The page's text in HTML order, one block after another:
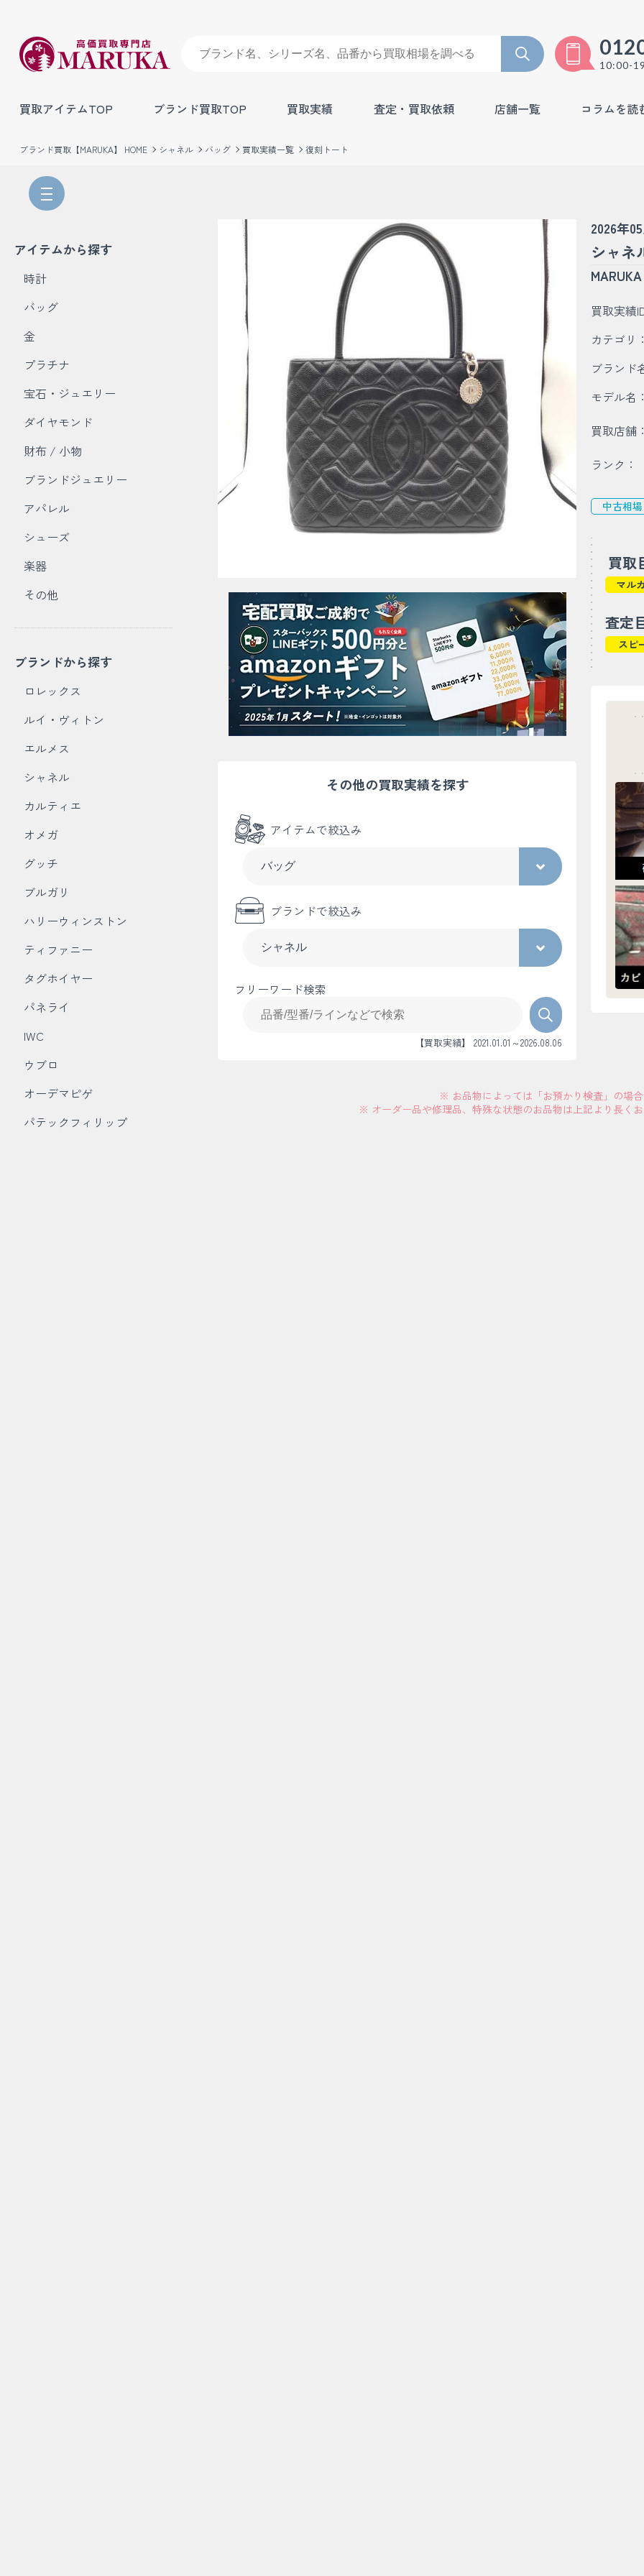
10:00-
買取アイテムTOP ブランド買取TOP 買取実績 査定・買取依頼 店舗一覧 コラムを読
ブランド買取【MARUKA】 HOME シャネル バッグ 買取実績一覧 復刻トート
アイテムから探す
時計
バッグ
金
プラチナ
宝石・ジュエリー
ダイヤモンド
財布 / 小物
ブランドジュエリー
アパレル
シューズ
楽器
その他
ブランドから探す
ロレックス
ルイ・ヴィトン
エルメス
シャネル
カルティエ
オメガ
グッチ
ブルガリ
ハリーウィンストン
ティファニー
タグホイヤー
パネライ
IWC
ウブロ
オーデマピゲ
パテックフィリップ
その他の買取実績を探す
アイテムで絞込み
ブランドで絞込み
フリーワード検索
【買取実績】 2021.01.01～2026.08.06
2026年
シャネ
買取実績
カテゴリ
ブランド
モデル名
買取店舗
ランク：
中古相
買取
マル
査定
スピ
※ お品物によっては「お預かり検査」の場
※ オーダー品や修理品、特殊な状態のお品物は上記より長く